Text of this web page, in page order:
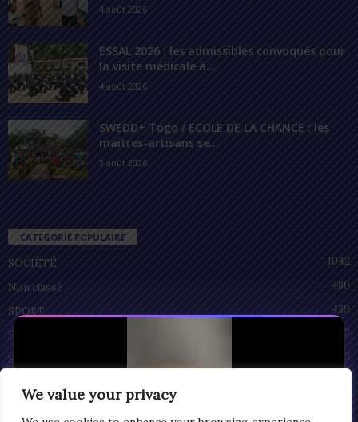
We value your privacy
4 août 2026
ESSAL 2026 : les admissibles convoqués pour
la visite médicale à...
4 août 2026
SWEDD+ Togo / ECOLE DE LA CHANCE : les
maitres-artisans se...
3 août 2026
CATÉGORIE POPULAIRE
SOCIÉTÉ
1042
Non classé
480
SPORT
439
POLITIQUE
212
SANTÉ
93